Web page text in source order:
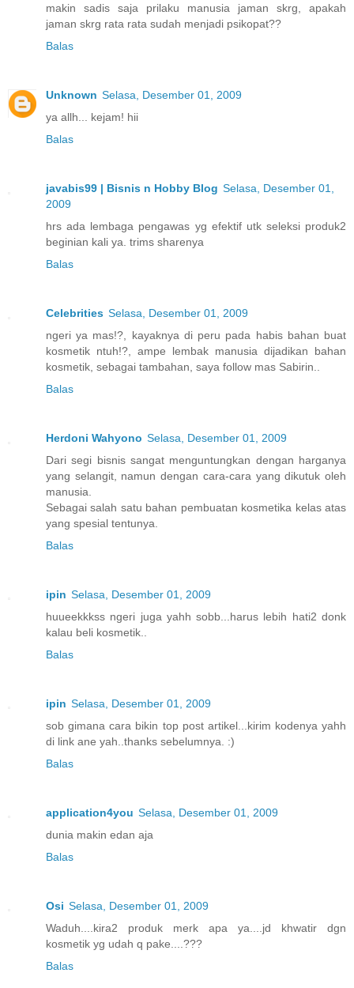
makin sadis saja prilaku manusia jaman skrg, apakah
jaman skrg rata rata sudah menjadi psikopat??
Balas
Unknown Selasa, Desember 01, 2009
ya allh... kejam! hii
Balas
javabis99 | Bisnis n Hobby Blog Selasa, Desember 01,
2009
hrs ada lembaga pengawas yg efektif utk seleksi produk2
beginian kali ya. trims sharenya
Balas
Celebrities Selasa, Desember 01, 2009
ngeri ya mas!?, kayaknya di peru pada habis bahan buat
kosmetik ntuh!?, ampe lembak manusia dijadikan bahan
kosmetik, sebagai tambahan, saya follow mas Sabirin..
Balas
Herdoni Wahyono Selasa, Desember 01, 2009
Dari segi bisnis sangat menguntungkan dengan harganya
yang selangit, namun dengan cara-cara yang dikutuk oleh
manusia.
Sebagai salah satu bahan pembuatan kosmetika kelas atas
yang spesial tentunya.
Balas
ipin Selasa, Desember 01, 2009
huueekkkss ngeri juga yahh sobb...harus lebih hati2 donk
kalau beli kosmetik..
Balas
ipin Selasa, Desember 01, 2009
sob gimana cara bikin top post artikel...kirim kodenya yahh
di link ane yah..thanks sebelumnya. :)
Balas
application4you Selasa, Desember 01, 2009
dunia makin edan aja
Balas
Osi Selasa, Desember 01, 2009
Waduh....kira2 produk merk apa ya....jd khwatir dgn
kosmetik yg udah q pake....???
Balas